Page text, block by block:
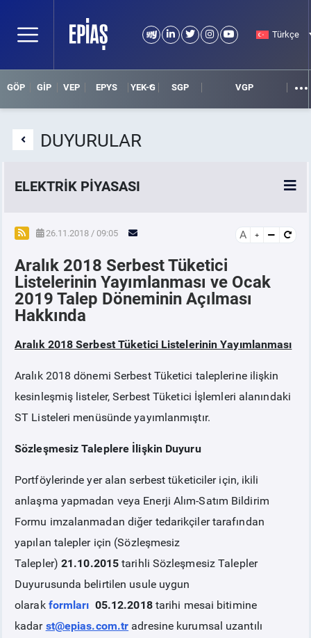
Türkçe
GÖP GİP VEP EPYS YEK-G SGP VGP
DUYURULAR
ELEKTRİK PİYASASI
SPOT ELEKTRİK PİYASALARI
ÖRNEK FİNANS BELGELERİ
VADELİ ELEKTRİK PİYASASI
PİYASAKAYITSÜRECİ
BÜLTENLER
DUYURULAR
BT HİZMET YÖNETİM SİSTEMİ POLİTİKAMIZ
26.11.2018 / 09:05 A
Aralık 2018 Serbest Tüketici
Listelerinin Yayımlanması ve Ocak
2019 Talep Döneminin Açılması
Hakkında
Aralık 2018 Serbest Tüketici Listelerinin Yayımlanması
Aralık 2018 dönemi Serbest Tüketici taleplerine ilişkin
kesinleşmiş listeler, Serbest Tüketici İşlemleri alanındaki
ST Listeleri menüsünde yayımlanmıştır.
Sözleşmesiz Taleplere İlişkin Duyuru
Portföylerinde yer alan serbest tüketiciler için, ikili
anlaşma yapmadan veya Enerji Alım-Satım Bildirim
Formu imzalanmadan diğer tedarikçiler tarafından
yapılan talepler için (Sözleşmesiz
Talepler) 21.10.2015 tarihli Sözleşmesiz Talepler
Duyurusunda belirtilen usule uygun
olarak formları 05.12.2018tarihi mesai bitimine
kadar st@epias.com.tr adresine kurumsal uzantılı